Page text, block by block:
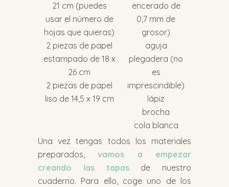
21 cm (puedes
usar el número de
hojas que quieras)
2 piezas de papel
estampado de 18 x
26 cm
2 piezas de papel
liso de 14,5 x 19 cm
encerado de
0,7 mm de
grosor)
aguja
plegadera (no
es
imprescindible)
lápiz
brocha
cola blanca
Una vez tengas todos los materiales
preparados,vamos a empezar
creando las tapasde nuestro
cuaderno. Para ello, coge uno de los